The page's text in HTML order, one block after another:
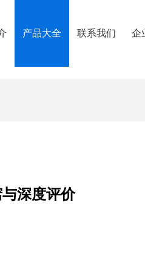
产品大全 联系我们 企
深度评价